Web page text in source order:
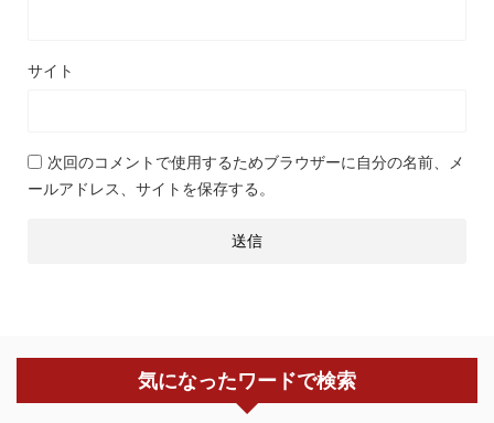
サイト
次回のコメントで使用するためブラウザーに自分の名前、メ
ールアドレス、サイトを保存する。
気になったワードで検索